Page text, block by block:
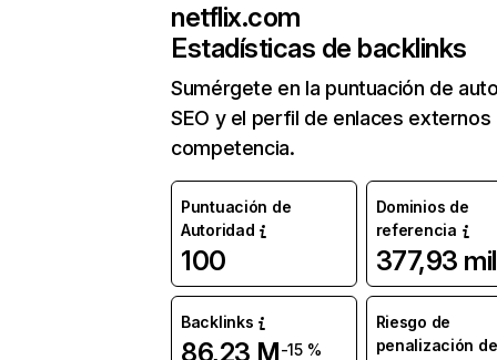
netflix.com
Estadísticas de backlinks
Sumérgete en la puntuación de
SEO y el perfil de enlaces externos
competencia.
Puntuación de
Autoridad
100
Dominios de
referencia
377,93 mil
Backlinks
86,23 M-15 %
Riesgo de
penalización de